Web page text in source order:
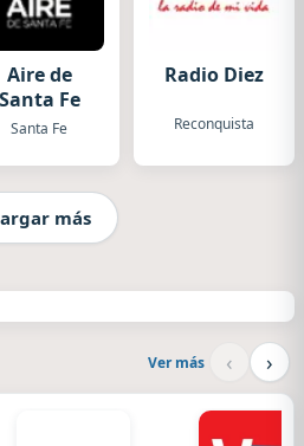
Aire de
Santa Fe
Santa Fe
Radio Diez
Reconquista
más
Ver más ‹ ›